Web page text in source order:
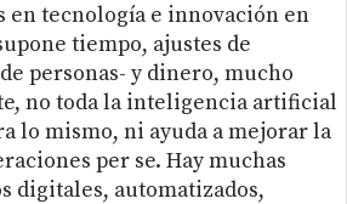
en tecnología e innovación en
tiempo, ajustes de
personas- y dinero, mucho
no toda la inteligencia artificial
lo mismo, ni ayuda a mejorar la
per se. Hay muchas
digitales, automatizados,